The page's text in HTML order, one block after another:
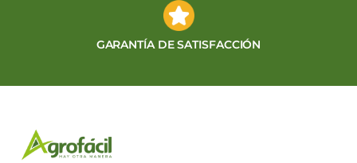
GARANTÍA DE SATISFACCIÓN